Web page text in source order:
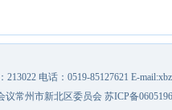
电话：0519-85127621 E-
议常州市新北区委员会 苏ICP备